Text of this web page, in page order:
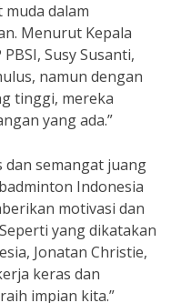
dalam
Menurut Kepala
Susy Susanti,
namun dengan
tinggi, mereka
yang ada.”
dan semangat juang
Indonesia
motivasi dan
yang dikatakan
Jonatan Christie,
keras dan
impian kita.”